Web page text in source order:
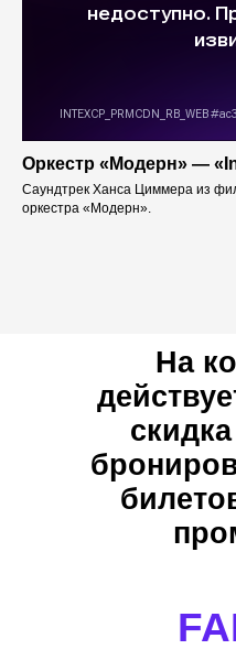
Оркестр «Модерн» —
Саундтрек Ханса Циммера из
оркестра «Модерн».
На